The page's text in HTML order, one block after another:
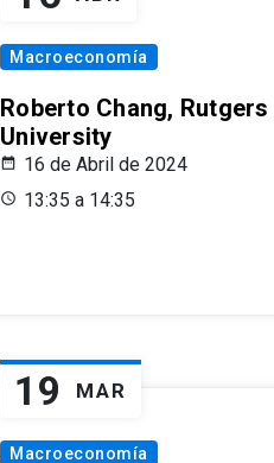
Macroeconomía
Roberto Chang, Rutgers
University
16 de Abril de 2024
13:35 a 14:35
19 MAR
Macroeconomía